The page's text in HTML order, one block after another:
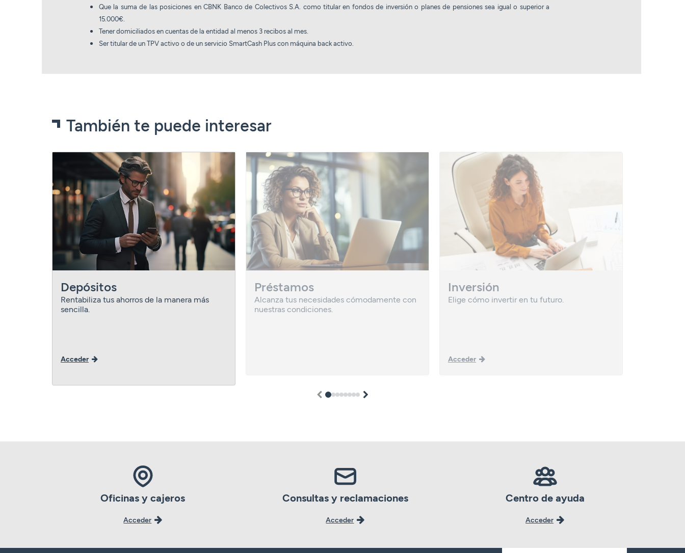
Que la suma de las posiciones en CBNK Banco de Colectivos S.A. como titular en fondos de inversión o planes de pensiones sea igual o superior a
15.000€.
Tener domiciliados en cuentas de la entidad al menos 3 recibos al mes.
Ser titular de un TPV activo o de un servicio SmartCash Plus con máquina back activo.
También te puede interesar
Depósitos
Rentabiliza tus ahorros de la manera más
sencilla.
Acceder
Préstamos
Alcanza tus necesidades cómodamente con
nuestras condiciones.
Inversión
Elige cómo invertir en tu futuro.
Acceder
12345678
Oficinas y cajeros
Acceder
Consultas y reclamaciones
Acceder
Centro de ayuda
Acceder